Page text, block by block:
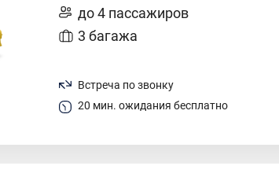
до 4 пассажиров
3 багажа
Встреча по звонку
20 мин. ожидания бесплатно